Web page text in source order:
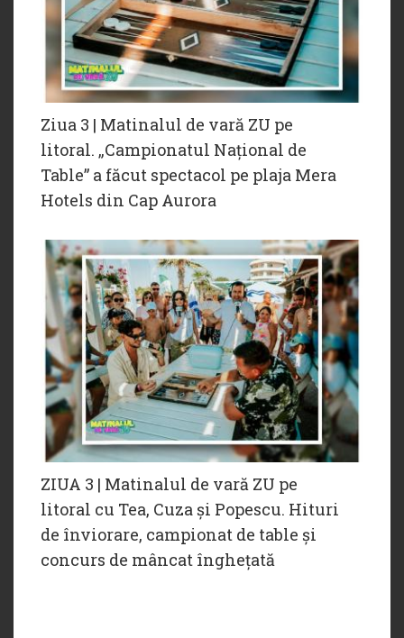
Ziua 3 | Matinalul de vară ZU pe
litoral. „Campionatul Național de
Table” a făcut spectacol pe plaja Mera
Hotels din Cap Aurora
ZIUA 3 | Matinalul de vară ZU pe
litoral cu Tea, Cuza și Popescu. Hituri
de înviorare, campionat de table și
concurs de mâncat înghețată